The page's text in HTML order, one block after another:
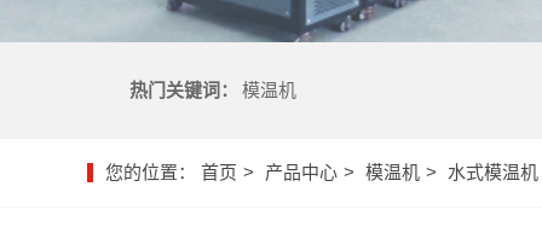
热门关键词： 模温机
您的位置： 首页 产品中心 模温机 水式模温机